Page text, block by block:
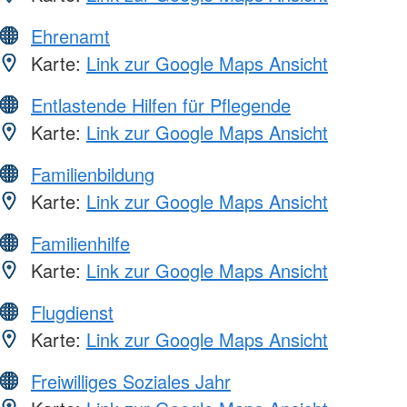
Ehrenamt
Karte: Link zur Google Maps Ansicht
Entlastende Hilfen für Pflegende
Karte: Link zur Google Maps Ansicht
Familienbildung
Karte: Link zur Google Maps Ansicht
Familienhilfe
Karte: Link zur Google Maps Ansicht
Flugdienst
Karte: Link zur Google Maps Ansicht
Freiwilliges Soziales Jahr